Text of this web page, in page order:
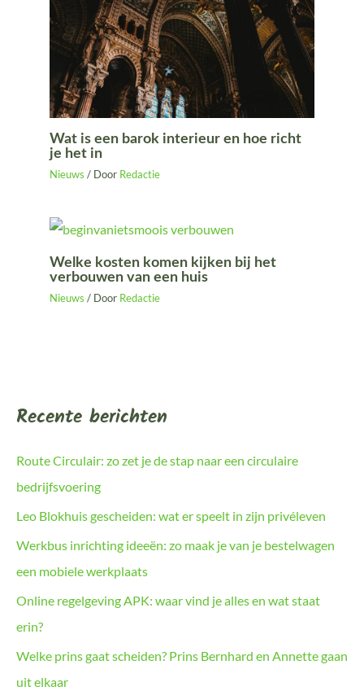
Wat is een barok interieur en hoe richt
je het in
Nieuws / Door Redactie
Welke kosten komen kijken bij het
verbouwen van een huis
Nieuws / Door Redactie
Recente berichten
Route Circulair: zo zet je de stap naar een circulaire
bedrijfsvoering
Leo Blokhuis gescheiden: wat er speelt in zijn privéleven
Werkbus inrichting ideeën: zo maak je van je bestelwagen
een mobiele werkplaats
Online regelgeving APK: waar vind je alles en wat staat
erin?
Welke prins gaat scheiden? Prins Bernhard en Annette gaan
uit elkaar